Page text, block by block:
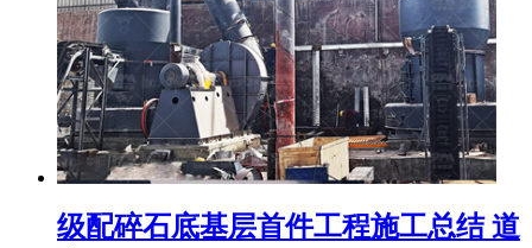
级配碎石底基层首件工程施工总结 道